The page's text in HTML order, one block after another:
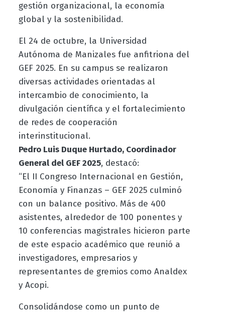
gestión organizacional, la economía
global y la sostenibilidad.
El 24 de octubre, la Universidad
Autónoma de Manizales fue anfitriona del
GEF 2025. En su campus se realizaron
diversas actividades orientadas al
intercambio de conocimiento, la
divulgación científica y el fortalecimiento
de redes de cooperación
interinstitucional.
Pedro Luis Duque Hurtado, Coordinador
General del GEF 2025, destacó:
“El II Congreso Internacional en Gestión,
Economía y Finanzas – GEF 2025 culminó
con un balance positivo. Más de 400
asistentes, alrededor de 100 ponentes y
10 conferencias magistrales hicieron parte
de este espacio académico que reunió a
investigadores, empresarios y
representantes de gremios como Analdex
y Acopi.
Consolidándose como un punto de